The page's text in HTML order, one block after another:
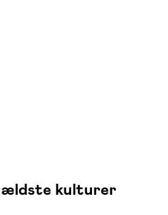
ældste kulturer